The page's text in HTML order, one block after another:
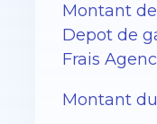
Montant
Depot de
Frais
Montant